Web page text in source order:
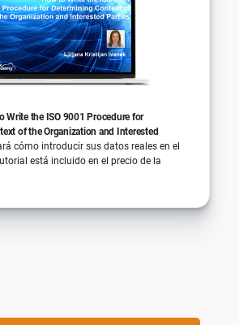
Write the ISO 9001 Procedure for
of the Organization and Interested
cómo introducir sus datos reales en el
está incluido en el precio de la